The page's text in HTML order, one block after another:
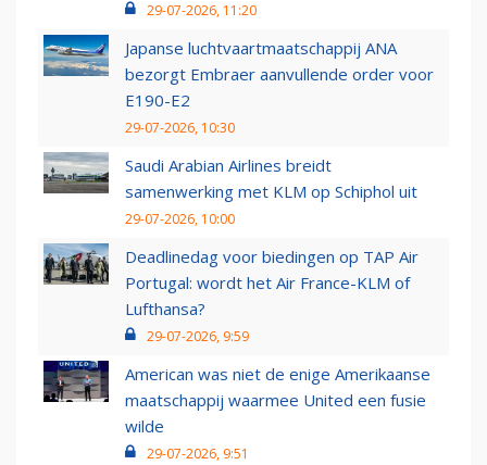
29-07-2026, 11:20
Japanse luchtvaartmaatschappij ANA
bezorgt Embraer aanvullende order voor
E190-E2
29-07-2026, 10:30
Saudi Arabian Airlines breidt
samenwerking met KLM op Schiphol uit
29-07-2026, 10:00
Deadlinedag voor biedingen op TAP Air
Portugal: wordt het Air France-KLM of
Lufthansa?
29-07-2026, 9:59
American was niet de enige Amerikaanse
maatschappij waarmee United een fusie
wilde
29-07-2026, 9:51